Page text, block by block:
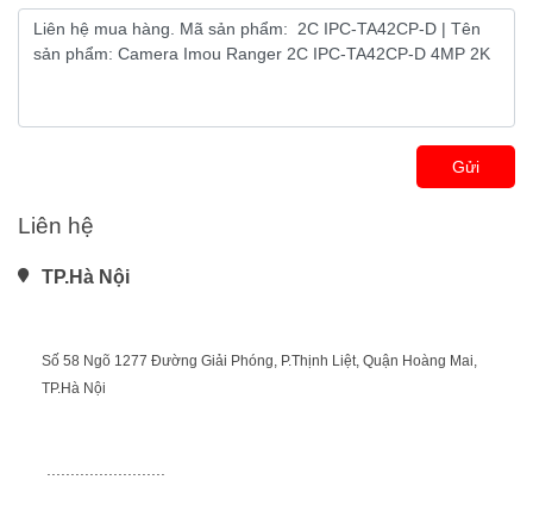
Gửi
Liên hệ
TP.Hà Nội
Số 58 Ngõ 1277 Đường Giải Phóng, P.Thịnh Liệt, Quận Hoàng Mai,
TP.Hà Nội